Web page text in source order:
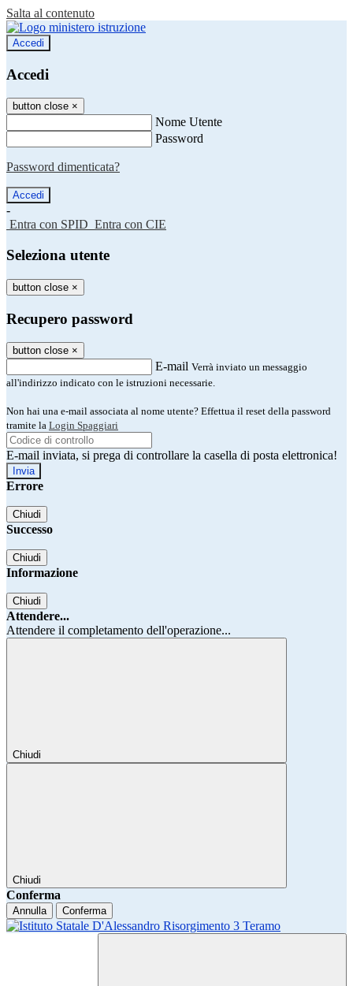
Salta al contenuto
Accedi
Accedi
button close ×
Nome Utente
Password
Password dimenticata?
-
Entra con SPID Entra con CIE
Seleziona utente
button close ×
Recupero password
button close ×
E-mail Verrà inviato un messaggio
all'indirizzo indicato con le istruzioni necessarie.
Non hai una e-mail associata al nome utente? Effettua il reset della password
tramite la Login Spaggiari
E-mail inviata, si prega di controllare la casella di posta elettronica!
Errore
Chiudi
Successo
Chiudi
Informazione
Chiudi
Attendere...
Attendere il completamento dell'operazione...
Chiudi
Chiudi
Conferma
Annulla Conferma